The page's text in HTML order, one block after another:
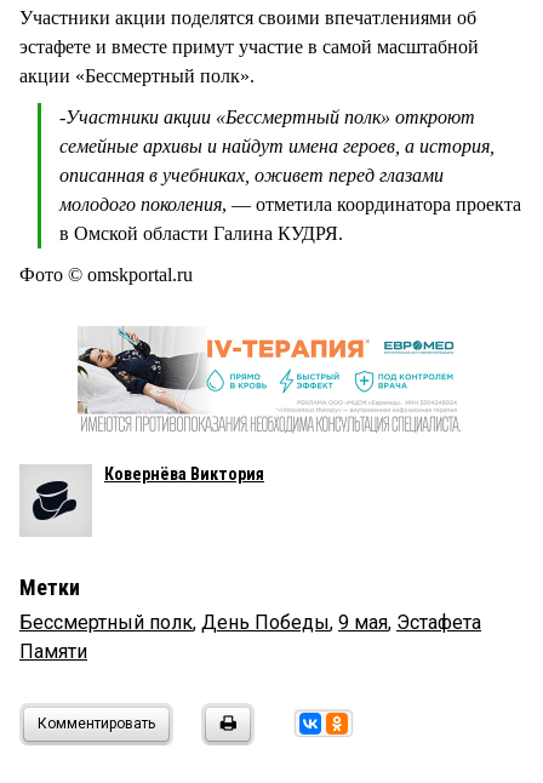
Участники акции поделятся своими впечатлениями об
эстафете и вместе примут участие в самой масштабной
акции «Бессмертный полк».
-Участники акции «Бессмертный полк» откроют
семейные архивы и найдут имена героев, а история,
описанная в учебниках, оживет перед глазами
молодого поколения, — отметила координатора проекта
в Омской области Галина КУДРЯ.
Фото © omskportal.ru
Ковернёва Виктория
Метки
Бессмертный полк, День Победы, 9 мая, Эстафета
Памяти
Комментировать